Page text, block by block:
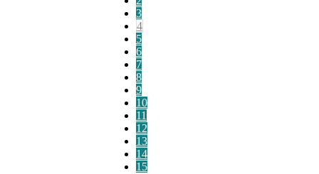
3
4
5
6
7
8
9
10
11
12
13
14
15